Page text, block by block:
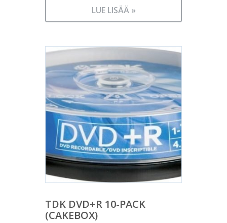
LUE LISÄÄ »
TDK DVD+R 10-PACK
(CAKEBOX)